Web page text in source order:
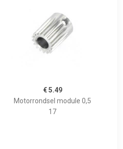
€ 5.49
Motorrondsel module 0,5
17